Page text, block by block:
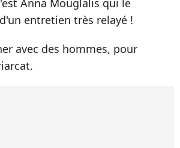
Anna Mouglalis qui le
entretien très relayé !
avec des hommes, pour